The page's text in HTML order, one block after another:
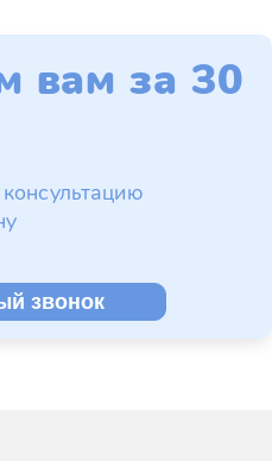
вам за 30
звонок